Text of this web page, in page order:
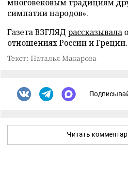
многовековым традициям
симпатии народов».
Газета ВЗГЛЯД рассказывала
отношениях России и Греции.
Текст: Наталья Макарова
Читать